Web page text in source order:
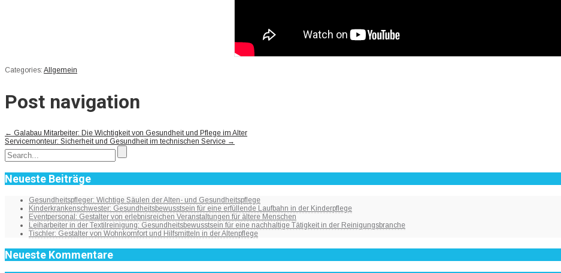
Categories: Allgemein
Post navigation
← Galabau Mitarbeiter: Die Wichtigkeit von Gesundheit und Pflege im Alter
Servicemonteur: Sicherheit und Gesundheit im technischen Service →
Neueste Beiträge
Gesundheitspfleger: Wichtige Säulen der Alten- und Gesundheitspflege
Kinderkrankenschwester: Gesundheitsbewusstsein für eine erfüllende Laufbahn in der Kinderpflege
Eventpersonal: Gestalter von erlebnisreichen Veranstaltungen für ältere Menschen
Leiharbeiter in der Textilreinigung: Gesundheitsbewusstsein für eine nachhaltige Tätigkeit in der Reinigungsbranche
Tischler: Gestalter von Wohnkomfort und Hilfsmitteln in der Altenpflege
Neueste Kommentare